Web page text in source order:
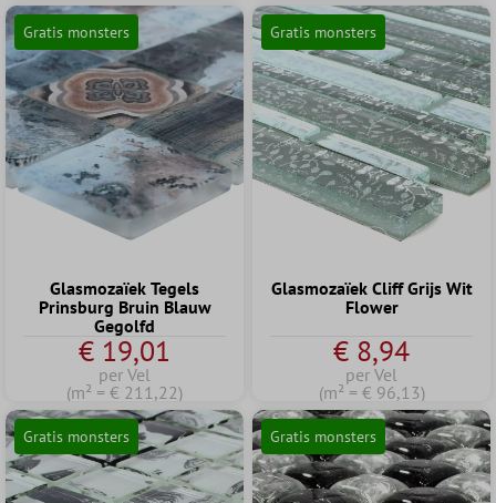
Gratis monsters
Glasmozaïek Tegels
Prinsburg Bruin Blauw
Gegolfd
€ 19,01
per Vel
(m² = € 211,22)
Gratis monsters
Glasmozaïek Cliff Grijs Wit
Flower
€ 8,94
per Vel
(m² = € 96,13)
Gratis monsters Gratis monsters